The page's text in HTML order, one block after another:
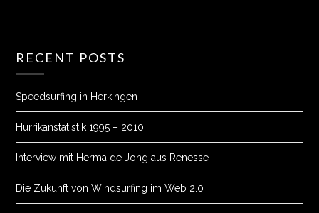
RECENT POSTS
Speedsurfing in Herkingen
Hurrikanstatistik 1995 – 2010
Interview mit Herma de Jong aus Renesse
Die Zukunft von Windsurfing im Web 2.0